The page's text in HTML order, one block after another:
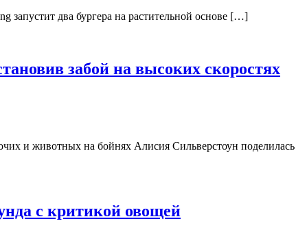
запустит два бургера на растительной основе […]
забой на высоких скоростях
и животных на бойнях Алисия Сильверстоун поделилась
с критикой овощей